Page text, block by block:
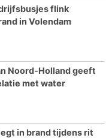
flink
in Volendam
Noord-Holland geeft
met water
in brand tijdens rit